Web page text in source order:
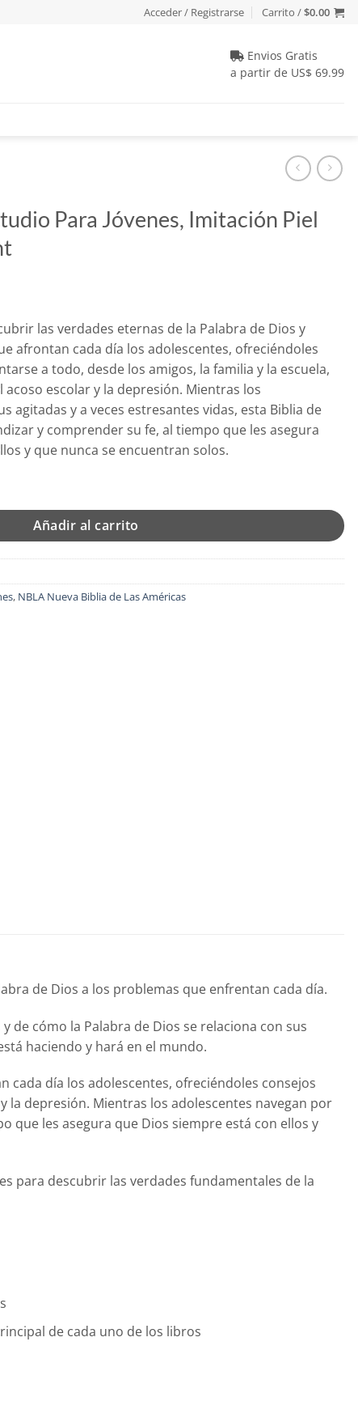
Acceder / Registrarse Carrito /$0.00
Envios Gratis
a partir de US$ 69.99
Para Jóvenes, Imitación Piel
las verdades eternas de la Palabra de Dios y
afrontan cada día los adolescentes, ofreciéndoles
a todo, desde los amigos, la familia y la escuela,
escolar y la depresión. Mientras los
agitadas y a veces estresantes vidas, esta Biblia de
y comprender su fe, al tiempo que les asegura
y que nunca se encuentran solos.
Imitación Piel Azul, Comfort Print cantidad
Añadir al carrito
, NBLA Nueva Biblia de Las Américas
de Dios a los problemas que enfrentan cada día.
de cómo la Palabra de Dios se relaciona con sus
haciendo y hará en el mundo.
cada día los adolescentes, ofreciéndoles consejos
la depresión. Mientras los adolescentes navegan por
que les asegura que Dios siempre está con ellos y
para descubrir las verdades fundamentales de la
de cada uno de los libros